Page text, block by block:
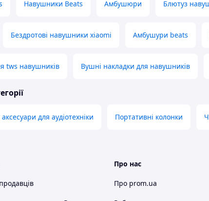
Навушники Beats Амбушюри Блютуз
Бездротові навушники xiaomi Амбушури beats
tws навушників Вушні накладки для навушників
для аудіотехніки Портативні колонки
Про нас
Про prom.ua